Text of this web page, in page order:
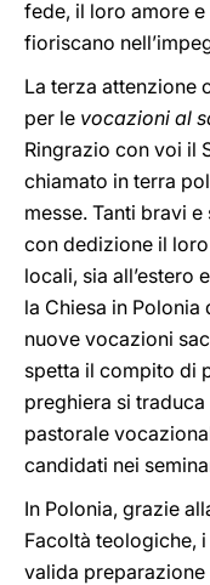
fede, il loro amore
fioriscano
La terza attenzione
per le vocazioni al
Ringrazio con voi il
chiamato in terra
messe. Tanti bravi
con dedizione il
locali, sia all’estero
la Chiesa in
nuove vocazioni
spetta il compito di
preghiera si
pastorale
candidati nei
In Polonia, grazie
Facoltà teologiche,
valida preparazione